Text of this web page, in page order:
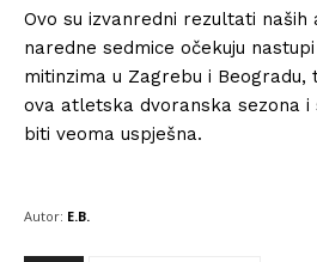
Ovo su izvanredni rezultati
naredne sedmice očekuju
mitinzima u Zagrebu i Beogradu,
ova atletska dvoranska sezona i
biti veoma uspješna.
Autor: E.B.